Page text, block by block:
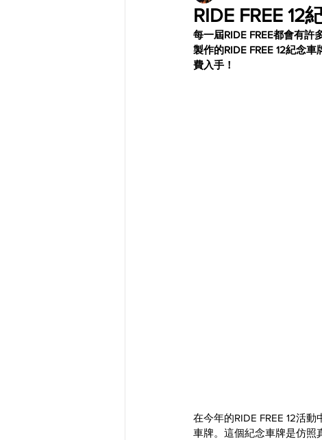
RIDE FREE 12
每一屆RIDE FREE都會有
製作的RIDE FREE 12紀念
費入手！
在今年的RIDE FREE 12活
車牌。這個紀念車牌是仿照